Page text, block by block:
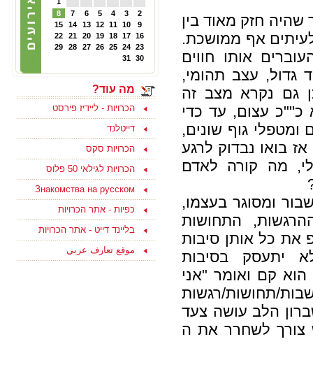
חזק מאוד בין
אף ממושכת.
אותו חווים
גדול, עצב תהומי,
גם נקרא מצב זה
כ""כ עצום, עד כדי
ומטפלי גוף שונים,
בואו נבדוק לרגע
מה קורה לאדם
ומסוגר בעצמו,
התחושות
את כל אותן סיבות
יתעסק בסיבות
קם ואומר "אני
תחושות/רגשות
יש לנו 50% ריפוי. שברון הלב עושה צעד
צורך לשחרר את ה
05/10/2024
צוות האתר מאחל לכם
ולמשפחתכם, שתהיה שנה
בשורות טובות, שקט ושלווה
ושכל החטופים יחזרו
במהרה לביתם
15/09/2023
בואו למצוא אהבה ולהנות
בסוף שבוע בים המלח
לפנויים ופנויות - לפרטים
נוספים ליחצו כאן
15/08/2021
ליחצו כאן והצטרפו
2
3
4
5
6
7
8
9
10
11
12
13
14
15
16
17
18
19
20
21
22
23
24
25
26
27
28
29
30
31
מה עוד?
הכרויות - ליידיז פירסט
דייטלנד
הכרויות סקס
הכרויות לגילאי 50 פלוס
Знакомства на русском
כפיות - אתר הכרויות
בליינד דייט - אתר הכרויות
موقع تعارف عربي